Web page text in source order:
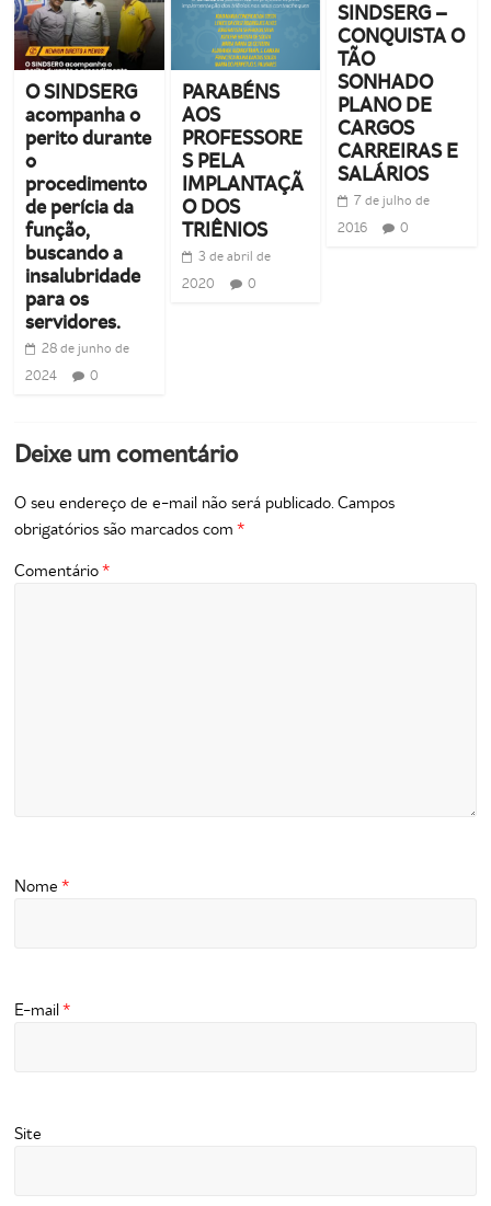
O SINDSERG
acompanha o
perito durante
o
procedimento
de perícia da
função,
buscando a
insalubridade
para os
servidores.
28 de junho de
2024
0
PARABÉNS
AOS
PROFESSORE
S PELA
IMPLANTAÇÃ
O DOS
TRIÊNIOS
3 de abril de
2020
0
SINDSERG –
CONQUISTA O
TÃO
SONHADO
PLANO DE
CARGOS
CARREIRAS E
SALÁRIOS
7 de julho de
2016
0
Deixe um comentário
O seu endereço de e-mail não será publicado. Campos
obrigatórios são marcados com*
Comentário*
Nome*
E-mail*
Site